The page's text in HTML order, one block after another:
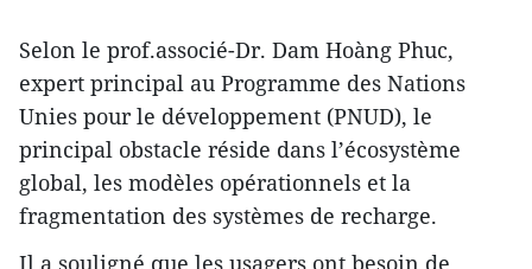
Selon le prof.associé-Dr. Dam Hoàng Phuc,
expert principal au Programme des Nations
Unies pour le développement (PNUD), le
principal obstacle réside dans l’écosystème
global, les modèles opérationnels et la
fragmentation des systèmes de recharge.